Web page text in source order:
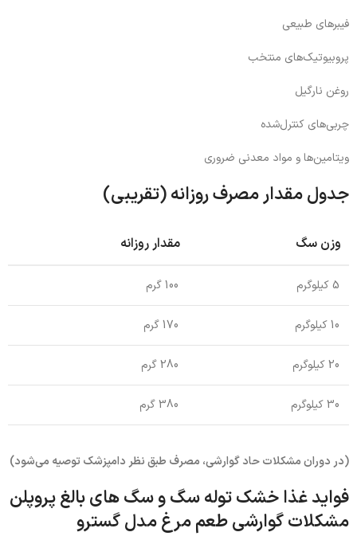
فیبرهای طبیعی
پروبیوتیک‌های منتخب
روغن نارگیل
چربی‌های کنترل‌شده
ویتامین‌ها و مواد معدنی ضروری
جدول مقدار مصرف روزانه (تقریبی)
وزن سگ مقدار روزانه
5 کیلوگرم 100 گرم
10 کیلوگرم 170 گرم
20 کیلوگرم 280 گرم
30 کیلوگرم 380 گرم
(در دوران مشکلات حاد گوارشی، مصرف طبق نظر دامپزشک توصیه می‌شود)
فواید غذا خشک توله سگ و سگ های بالغ پروپلن
مشکلات گوارشی طعم مرغ مدل گسترو